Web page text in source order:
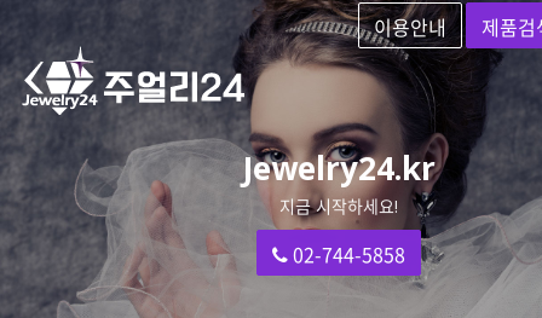
이용안내 제품검
Jewelry24.kr
지금 시작하세요!
02-744-5858